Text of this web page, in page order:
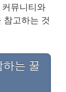
뮤니티와
참고하는 것
하는 꿀